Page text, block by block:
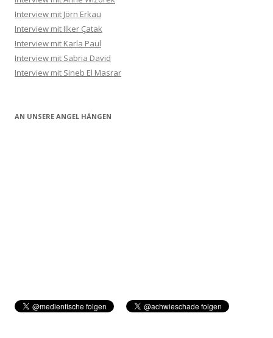
Interview mit Jörn Erkau
Interview mit Ilker Çatak
Interview mit Karla Paul
Interview mit Sabria David
Interview mit Sineb El Masrar
AN UNSERE ANGEL HÄNGEN